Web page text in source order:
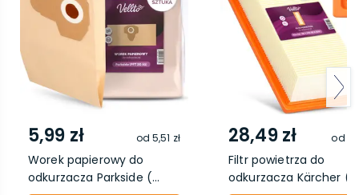
5,99 zł od5,51 zł
Worek papierowy do
odkurzacza Parkside (...
28,49 zł od
Filtr powietrza do
odkurzacza Kärcher